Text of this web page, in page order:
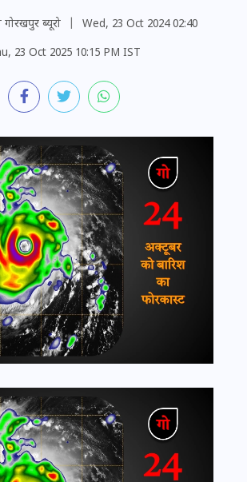
गोरखपुर ब्यूरो
Wed, 23 Oct 2024 02:40
23 Oct 2025 10:15 PM IST